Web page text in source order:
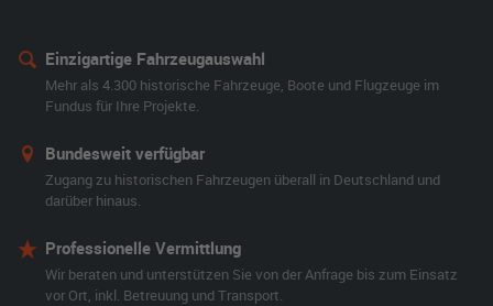
Einzigartige Fahrzeugauswahl
Mehr als 4.300 historische Fahrzeuge, Boote und Flugzeuge im
Fundus für Ihre Projekte.
Bundesweit verfügbar
Zugang zu historischen Fahrzeugen überall in Deutschland und
darüber hinaus.
Professionelle Vermittlung
Wir beraten und unterstützen Sie von der Anfrage bis zum Einsatz
vor Ort, inkl. Betreuung und Transport.